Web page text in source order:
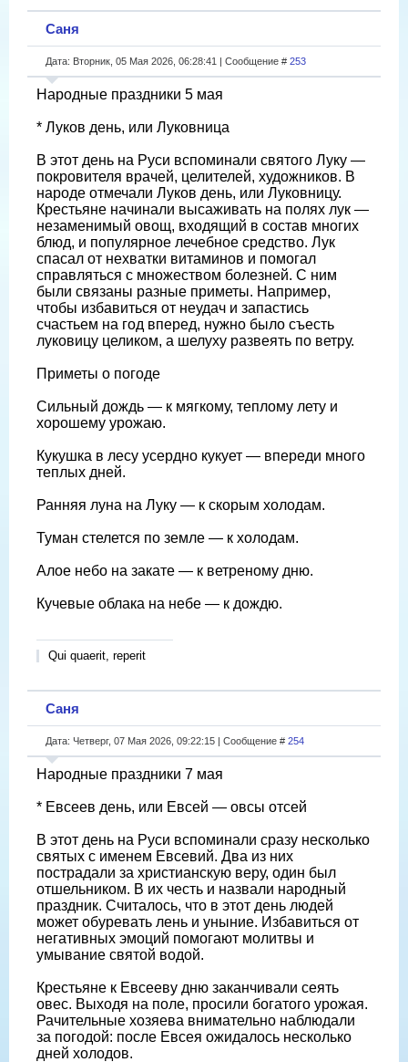
Саня
Дата: Вторник, 05 Мая 2026, 06:28:41 | Сообщение # 253
Народные праздники 5 мая
* Луков день, или Луковница
В этот день на Руси вспоминали святого Луку —
покровителя врачей, целителей, художников. В
народе отмечали Луков день, или Луковницу.
Крестьяне начинали высаживать на полях лук —
незаменимый овощ, входящий в состав многих
блюд, и популярное лечебное средство. Лук
спасал от нехватки витаминов и помогал
справляться с множеством болезней. С ним
были связаны разные приметы. Например,
чтобы избавиться от неудач и запастись
счастьем на год вперед, нужно было съесть
луковицу целиком, а шелуху развеять по ветру.
Приметы о погоде
Сильный дождь — к мягкому, теплому лету и
хорошему урожаю.
Кукушка в лесу усердно кукует — впереди много
теплых дней.
Ранняя луна на Луку — к скорым холодам.
Туман стелется по земле — к холодам.
Алое небо на закате — к ветреному дню.
Кучевые облака на небе — к дождю.
Qui quaerit, reperit
Саня
Дата: Четверг, 07 Мая 2026, 09:22:15 | Сообщение # 254
Народные праздники 7 мая
* Евсеев день, или Евсей — овсы отсей
В этот день на Руси вспоминали сразу несколько
святых с именем Евсевий. Два из них
пострадали за христианскую веру, один был
отшельником. В их честь и назвали народный
праздник. Считалось, что в этот день людей
может обуревать лень и уныние. Избавиться от
негативных эмоций помогают молитвы и
умывание святой водой.
Крестьяне к Евсееву дню заканчивали сеять
овес. Выходя на поле, просили богатого урожая.
Рачительные хозяева внимательно наблюдали
за погодой: после Евсея ожидалось несколько
дней холодов.